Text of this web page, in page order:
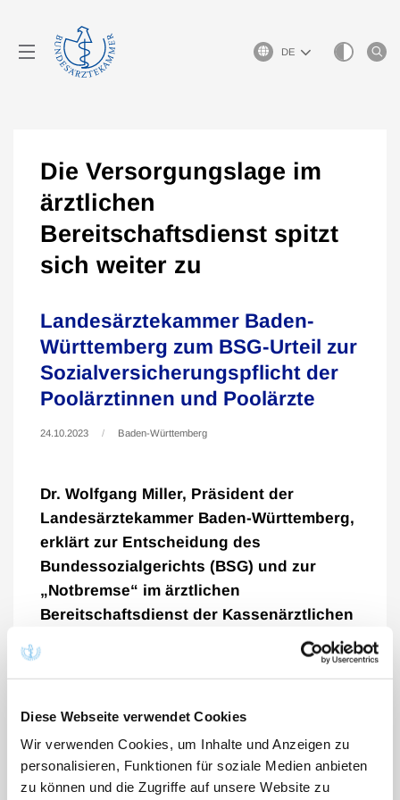
Diese Webseite verwendet Cookies
Wir verwenden Cookies, um Inhalte und Anzeigen zu
personalisieren, Funktionen für soziale Medien anbieten
zu können und die Zugriffe auf unsere Website zu
Sprachauswahl
Die Versorgungslage im
ärztlichen
Bereitschaftsdienst spitzt
sich weiter zu
Landesärztekammer Baden-
Württemberg zum BSG-Urteil zur
Sozialversicherungspflicht der
Poolärztinnen und Poolärzte
24.10.2023 Baden-Württemberg
Dr. Wolfgang Miller, Präsident der
Landesärztekammer Baden-Württemberg,
erklärt zur Entscheidung des
Bundessozialgerichts (BSG) und zur
„Notbremse“ im ärztlichen
Bereitschaftsdienst der Kassenärztlichen
Vereinigung Baden-Württemberg (KVBW):
„Die Lage in der Regelversorgung ist
Arztpraxen und Kliniknotaufnahmen sind
Nun spitzt sich die Versorgungslage weiter zu. Der